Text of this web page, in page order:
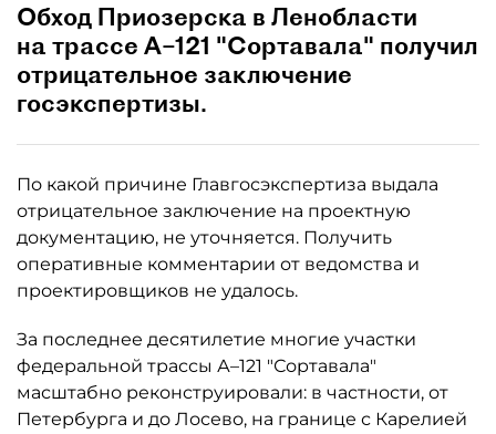
Обход Приозерска в Ленобласти
на трассе А–121 "Сортавала" получил
отрицательное заключение
госэкспертизы.
По какой причине Главгосэкспертиза выдала
отрицательное заключение на проектную
документацию, не уточняется. Получить
оперативные комментарии от ведомства и
проектировщиков не удалось.
За последнее десятилетие многие участки
федеральной трассы А–121 "Сортавала"
масштабно реконструировали: в частности, от
Петербурга и до Лосево, на границе с Карелией